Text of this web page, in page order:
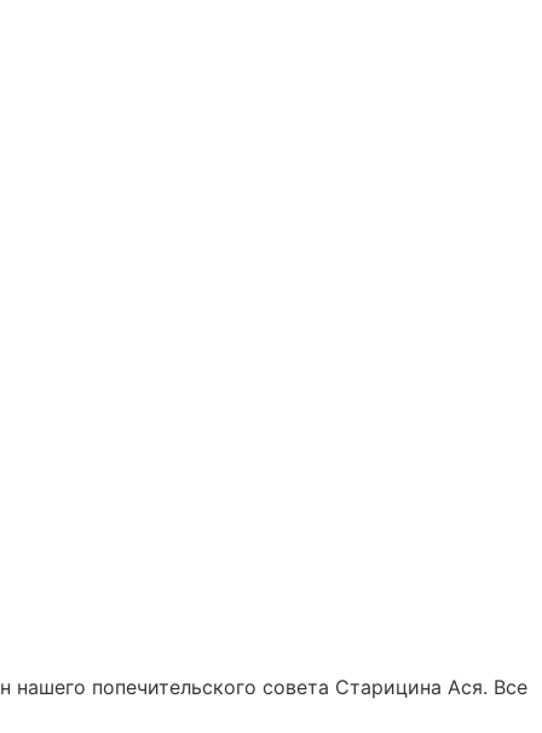
попечительского совета Старицина Ася. Все